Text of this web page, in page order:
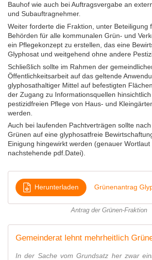
Bauhof wie auch bei Auftragsvergabe an
und Subauftragnehmer.
Weiter forderte die Fraktion, unter Beteiligung
Behörden für alle kommunalen Grün- und
ein Pflegekonzept zu erstellen, das eine
Glyphosat und weitgehend ohne andere
Schließlich sollte im Rahmen der
Öffentlichkeitsarbeit auf das geltende
glyphosathaltiger Mittel auf befestigten
der Zugang zu Informationsquellen
pestizidfreien Pflege von Haus- und
werden.
Auch bei laufenden Pachtverträgen sollte
Grünen auf eine glyphosatfreie
Einigung hingewirkt werden (genauer Wortlaut
nachstehende pdf.Datei).
Herunterladen Grünenantrag
Antrag der Grünen-Fraktion
In der Sache vom Grundsatz her zwar